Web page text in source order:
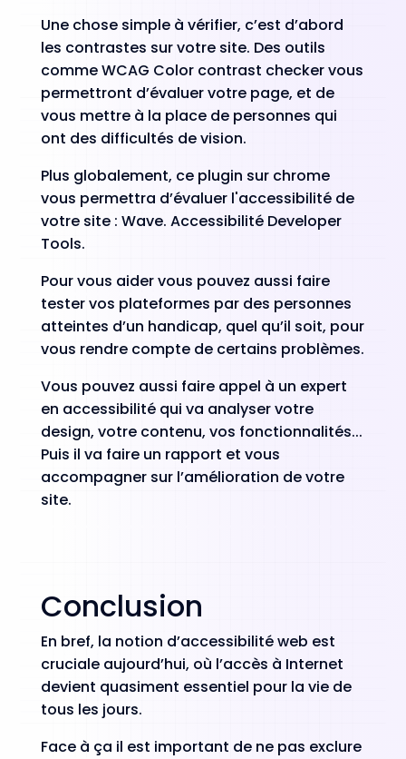
Une chose simple à vérifier, c’est d’abord
les contrastes sur votre site. Des outils
comme WCAG Color contrast checker vous
permettront d’évaluer votre page, et de
vous mettre à la place de personnes qui
ont des difficultés de vision.
Plus globalement, ce plugin sur chrome
vous permettra d’évaluer l'accessibilité de
votre site : Wave. Accessibilité Developer
Tools.
Pour vous aider vous pouvez aussi faire
tester vos plateformes par des personnes
atteintes d’un handicap, quel qu’il soit, pour
vous rendre compte de certains problèmes.
Vous pouvez aussi faire appel à un expert
en accessibilité qui va analyser votre
design, votre contenu, vos fonctionnalités...
Puis il va faire un rapport et vous
accompagner sur l’amélioration de votre
site.
Conclusion
En bref, la notion d’accessibilité web est
cruciale aujourd’hui, où l’accès à Internet
devient quasiment essentiel pour la vie de
tous les jours.
Face à ça il est important de ne pas exclure